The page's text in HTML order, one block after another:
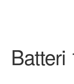
Batteri